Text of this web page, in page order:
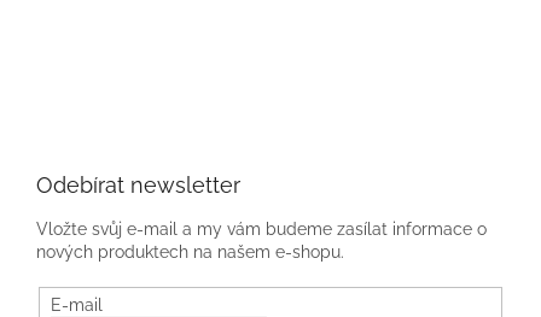
Odebírat newsletter
Vložte svůj e-mail a my vám budeme zasílat informace o
nových produktech na našem e-shopu.
E-mail